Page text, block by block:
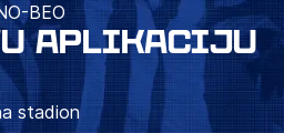
BEO
APLIKACIJU
stadion